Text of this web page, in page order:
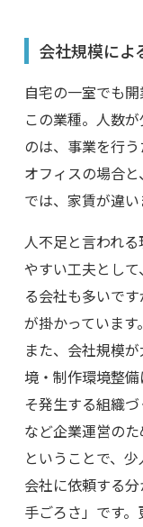
会社規模によ
自宅の一室でも
この業種。人数
のは、事業を行
オフィスの場合
では、家賃が違い
人不足と言われ
やすい工夫とし
る会社も多いで
が掛かっています。
また、会社規模
境・制作環境整
そ発生する組織
など企業運営のた
ということで、
会社に依頼する
手ごろさ」です